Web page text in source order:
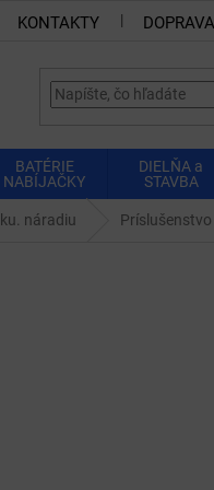
KONTAKTY
BATÉRIE
NABÍJAČKY
DIELŇA a
STAVBA
náradiu